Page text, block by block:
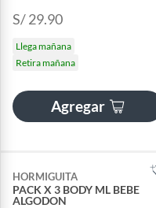
S/ 29.90
Llega mañana
Retira mañana
Agregar
HORMIGUITA
PACK X 3 BODY ML BEBE
ALGODON